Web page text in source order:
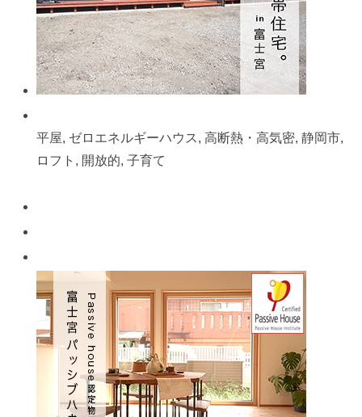
平屋, ゼロエネルギーハウス, 高断熱・高気密, 静岡市,
ロフト, 開放的, 子育て